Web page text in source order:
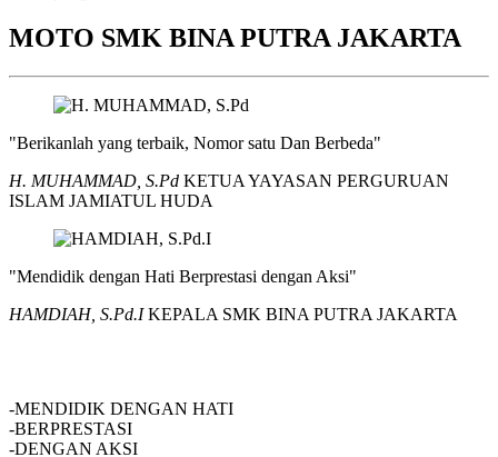
MOTO SMK BINA PUTRA JAKARTA
"Berikanlah yang terbaik, Nomor satu Dan Berbeda"
H. MUHAMMAD, S.Pd KETUA YAYASAN PERGURUAN
ISLAM JAMIATUL HUDA
"Mendidik dengan Hati Berprestasi dengan Aksi"
HAMDIAH, S.Pd.IKEPALA SMK BINA PUTRA JAKARTA
-MENDIDIK DENGAN HATI
-BERPRESTASI
-DENGAN AKSI